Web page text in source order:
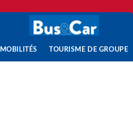
MOBILITÉS TOURISME DE GROUPE